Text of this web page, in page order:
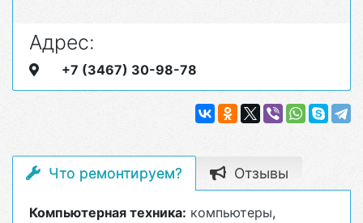
Адрес:
+7 (3467) 30-98-78
Что ремонтируем? Отзывы
Компьютерная техника: компьютеры,